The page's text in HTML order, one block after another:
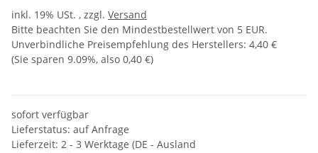
inkl. 19% USt. , zzgl. Versand
Bitte beachten Sie den Mindestbestellwert von 5 EUR.
Unverbindliche Preisempfehlung des Herstellers: 4,40 €
(Sie sparen 9.09%, also 0,40 €)
sofort verfügbar
Lieferstatus: auf Anfrage
Lieferzeit: 2 - 3 Werktage (DE - Ausland